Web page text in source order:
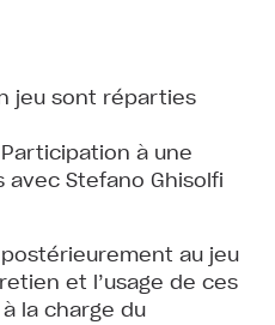
jeu sont réparties
Participation à une
avec Stefano Ghisolfi
au jeu
et l’usage de ces
la charge du